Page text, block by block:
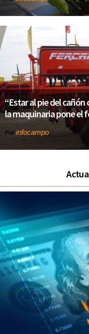
“Estar al pie del
la maquinaria pone el
Por infocampo